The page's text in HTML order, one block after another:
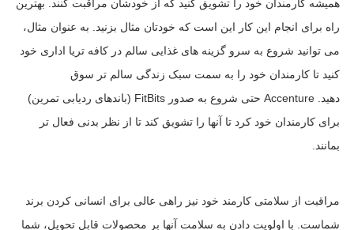
همیشه کارمندان خود را تشویق کنید که از خودشان مراقبت کنند. بهترین
راه برای انجام این کار این است که خودتان مثال بزنید. به عنوان مثال،
می توانید شروع به سرو گزینه های غذایی سالم در کافه تریا اداری خود
کنید تا کارمندان خود را به سمت سبک زندگی سالم تر سوق
دهید. Accenture حتی شروع به صدور FitBits (باندهای ردیابی تمرین)
برای کارمندان خود کرد تا آنها را تشویق کند تا از نظر بدنی فعال تر
بمانند.
مراقبت از سلامتی کارمند خود نیز راهی عالی برای انسانی کردن برند
شماست. با اولویت دادن به سلامت آنها بر محصولات قابل تحویل، شما